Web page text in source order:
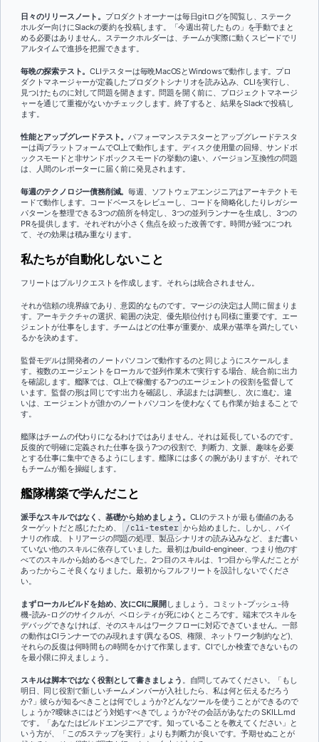
日々のリリースノート。 プロダクトオーナーは毎日gitログを閲覧し、ステーク
ホルダー向けにSlackの要約を投稿します。「今週出荷したもの」を手動でまと
める必要はありません。ステークホルダーは、チームが実際に動くスピードでリ
アルタイムで進捗を把握できます。
毎晩の探索テスト。CLIテスターは毎晩MacOSとWindowsで動作します。プロ
ダクトマネージャーが定義したプロダクトシナリオを読み込み、CLIを実行し、
見つけたものに対して問題を開きます。問題を開く前に、プロジェクトマネージ
ャーを通じて重複がないかチェックします。終了すると、結果をSlackで投稿し
ます。
性能とアップグレードテスト。パフォーマンステスターとアップグレードテスタ
ーは両プラットフォームでCI上で動作します。ディスク使用量の回帰、サンドボ
ックスモードと非サンドボックスモードの挙動の違い、バージョン互換性の問題
は、人間のレポーターに届く前に発見されます。
毎週のテクノロジー債務削減。毎週、ソフトウェアエンジニアはアーキテクトモ
ードで動作します。コードベースをレビューし、コードを簡略化したりレガシー
パターンを整理できる3つの箇所を特定し、3つの並列ランナーを生成し、3つの
PRを提供します。それぞれが小さく焦点を絞った改善です。時間が経つにつれ
て、その効果は積み重なります。
私たちが自動化しないこと
フリートはプルリクエストを作成します。それらは統合されません。
それが信頼の境界線であり、意図的なものです。マージの決定は人間に留まりま
す。アーキテクチャの選択、範囲の決定、優先順位付けも同様に重要です。エー
ジェントが仕事をします。チームはどの仕事が重要か、成果が基準を満たしてい
るかを決めます。
監督モデルは開発者のノートパソコンで動作するのと同じようにスケールしま
す。複数のエージェントをローカルで並列作業木で実行する場合、統合前に出力
を確認します。艦隊では、CI上で稼働する7つのエージェントの役割を監督して
います。監督の形は同じです:出力を確認し、承認または調整し、次に進む。違
いは、エージェントが誰かのノートパソコンを使わなくても作業が始まることで
す。
艦隊はチームの代わりになるわけではありません。それは延長しているのです。
反復的で明確に定義された仕事を扱う7つの役割で、判断力、文脈、趣味を必要
とする仕事に集中できるようにします。艦隊には多くの腕がありますが、それで
もチームが船を操縦します。
艦隊構築で学んだこと
派手なスキルではなく、基礎から始めましょう。 CLIのテストが最も価値のある
ターゲットだと感じたため、
/cli-tester から始めました。しかし、バイ
ナリの作成、トリアージの問題の処理、製品シナリオの読み込みなど、まだ書い
ていない他のスキルに依存していました。最初は/build-engineer、つまり他のす
べてのスキルから始めるべきでした。2つ目のスキルは、1つ目から学んだことが
あったからこそ良くなりました。最初からフルフリートを設計しないでくださ
い。
まずローカルビルドを始め、次にCIに展開 しましょう。コミット-プッシュ-待
機-読み-ログのサイクルが、ベロシティが死にゆくところです。端末でスキルを
デバッグできなければ、そのスキルはワークフローに対応できていません。一部
の動作はCIランナーでのみ現れます(異なるOS、権限、ネットワーク制約など)、
それらの反復は何時間もの時間をかけて作業します。CIでしか検査できないもの
を最小限に抑えましょう。
スキルは脚本ではなく役割として書きましょう 。自問してみてください。「もし
明日、同じ役割で新しいチームメンバーが入社したら、私は何と伝えるだろう
か?」彼らが知るべきことは何でしょうか?どんなツールを使うことができるので
しょうか?曖昧さにはどう対処すべきでしょうか?その会話があなたの SKILL.md
です。「あなたはビルドエンジニアです。知っていることを教えてください」と
いう方が、「この5ステップを実行」よりも判断力が良いです。予期せぬことが